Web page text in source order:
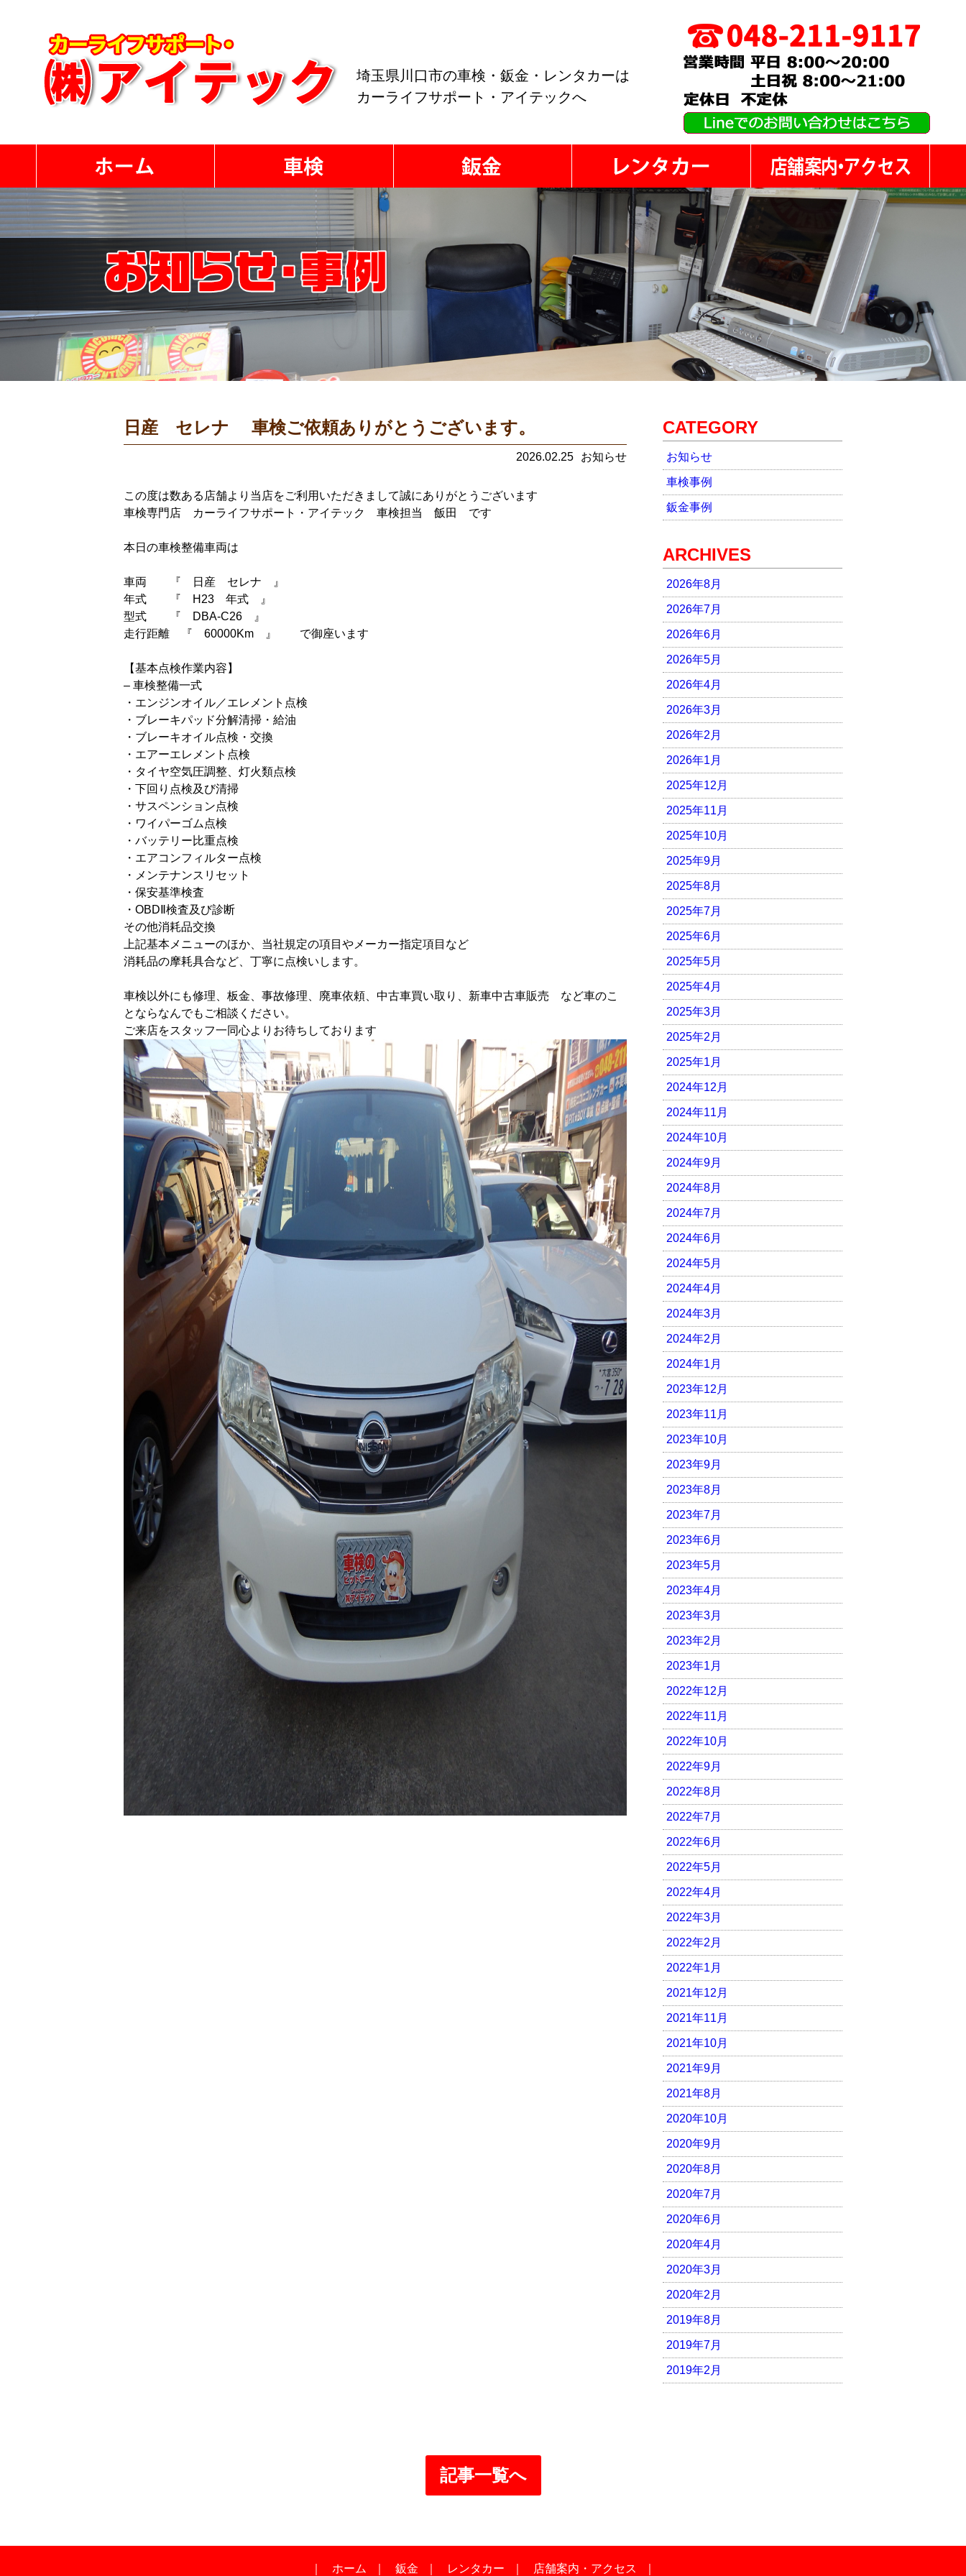
埼玉県川口市の車検・鈑金・レンタカーは
カーライフサポート・アイテックへ
日産 セレナ 車検ご依頼ありがとうございます。
2026.02.25 お知らせ
この度は数ある店舗より当店をご利用いただきまして誠にありがとうございます
車検専門店 カーライフサポート・アイテック 車検担当 飯田 です
本日の車検整備車両は
車両 『 日産 セレナ 』
年式 『 H23 年式 』
型式 『 DBA-C26 』
走行距離 『 60000Km 』 で御座います
【基本点検作業内容】
– 車検整備一式
・エンジンオイル／エレメント点検
・ブレーキパッド分解清掃・給油
・ブレーキオイル点検・交換
・エアーエレメント点検
・タイヤ空気圧調整、灯火類点検
・下回り点検及び清掃
・サスペンション点検
・ワイパーゴム点検
・バッテリー比重点検
・エアコンフィルター点検
・メンテナンスリセット
・保安基準検査
・OBDⅡ検査及び診断
その他消耗品交換
上記基本メニューのほか、当社規定の項目やメーカー指定項目など
消耗品の摩耗具合など、丁寧に点検いします。
車検以外にも修理、板金、事故修理、廃車依頼、中古車買い取り、新車中古車販売 など車のこ
とならなんでもご相談ください。
ご来店をスタッフ一同心よりお待ちしております
CATEGORY
お知らせ
車検事例
鈑金事例
ARCHIVES
2026年8月
2026年7月
2026年6月
2026年5月
2026年4月
2026年3月
2026年2月
2026年1月
2025年12月
2025年11月
2025年10月
2025年9月
2025年8月
2025年7月
2025年6月
2025年5月
2025年4月
2025年3月
2025年2月
2025年1月
2024年12月
2024年11月
2024年10月
2024年9月
2024年8月
2024年7月
2024年6月
2024年5月
2024年4月
2024年3月
2024年2月
2024年1月
2023年12月
2023年11月
2023年10月
2023年9月
2023年8月
2023年7月
2023年6月
2023年5月
2023年4月
2023年3月
2023年2月
2023年1月
2022年12月
2022年11月
2022年10月
2022年9月
2022年8月
2022年7月
2022年6月
2022年5月
2022年4月
2022年3月
2022年2月
2022年1月
2021年12月
2021年11月
2021年10月
2021年9月
2021年8月
2020年10月
2020年9月
2020年8月
2020年7月
2020年6月
2020年4月
2020年3月
2020年2月
2019年8月
2019年7月
2019年2月
記事一覧へ
ホーム 鈑金 レンタカー 店舗案内・アクセス